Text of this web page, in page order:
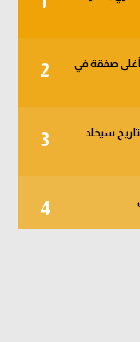
2
أغلى صفقة في
3
سيخلد
4